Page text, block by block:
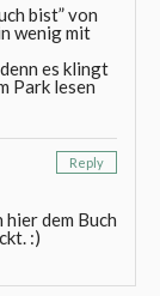
bist” von
wenig mit
es klingt
Park lesen
Reply
hier dem Buch
:)